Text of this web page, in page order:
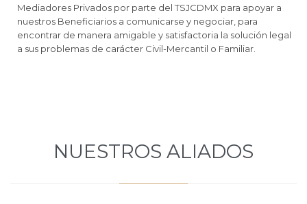
Mediadores Privados por parte del TSJCDMX para apoyar a
nuestros Beneficiarios a comunicarse y negociar, para
encontrar de manera amigable y satisfactoria la solución legal
a sus problemas de carácter Civil-Mercantil o Familiar.
NUESTROS ALIADOS